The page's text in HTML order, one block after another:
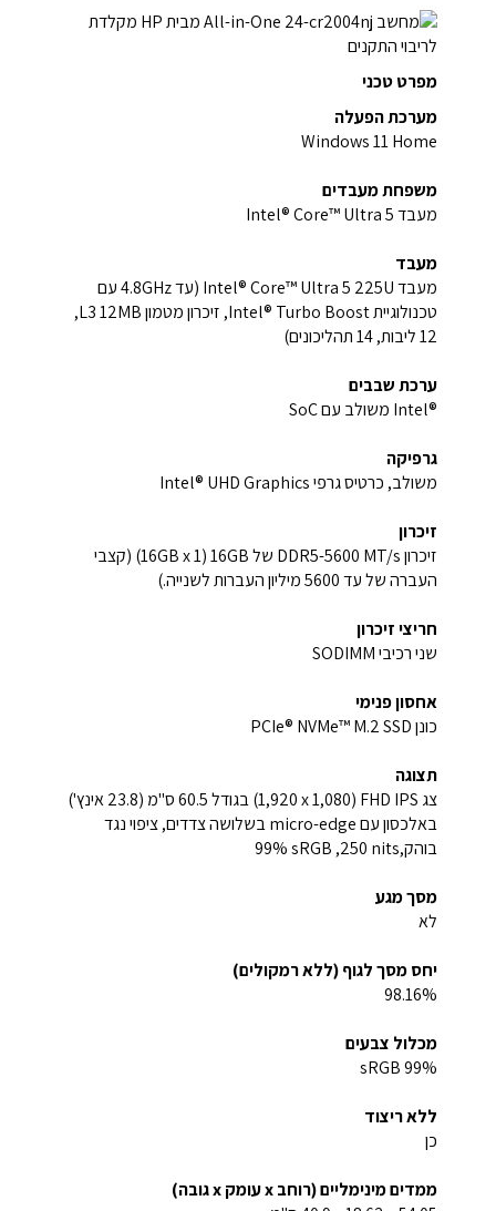
מפרט טכני
מערכת הפעלה
Windows 11 Home
משפחת מעבדים
מעבד Intel® Core™ Ultra 5
מעבד
מעבד Intel® Core™ Ultra 5 225U (עד 4.8GHz עם
טכנולוגיית Intel® Turbo Boost, זיכרון מטמון L3 12MB‏,
12 ליבות, 14 תהליכונים)
ערכת שבבים
Intel®‎ משולב עם SoC
גרפיקה
משולב, כרטיס גרפי Intel® UHD Graphics
זיכרון
זיכרון DDR5-5600 MT/s של 16GB ‏(1 x ‏16GB) (קצבי
העברה של עד ‎5600 מיליון העברות לשנייה.)
חריצי זיכרון
שני רכיבי SODIMM‏
אחסון פנימי
כונן PCIe® NVMe™ M.2 SSD
תצוגה
צג FHD IPS‏ (‎1,920 x 1,080) בגודל 60.5 ס"מ (23.8 אינץ')
באלכסון עם micro-edge בשלושה צדדים, ציפוי נגד
בוהק,‎250 nits‏, ‎99% sRGB
מסך מגע
לא
יחס מסך לגוף (ללא רמקולים)
98.16%
מכלול צבעים
99% sRGB
ללא ריצוד
כן
ממדים מינימליים (רוחב x עומק x גובה)